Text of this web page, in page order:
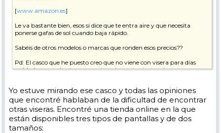
[www.amazon.es]
Le va bastante bien, esos si dice que te entra aire y que necesita
ponerse gafas de sol cuando baja rápido.
Sabéis de otros modelos o marcas que ronden esos precios??
Pd: El casco que he puesto creo que no viene con visera para días
nublados, no se hasta que punto es importante en estos cascos.
Yo estuve mirando ese casco y todas las opiniones
que encontré hablaban de la dificultad de encontrar
otras viseras. Encontré una tienda online en la que
están disponibles tres tipos de pantallas y de dos
tamaños: